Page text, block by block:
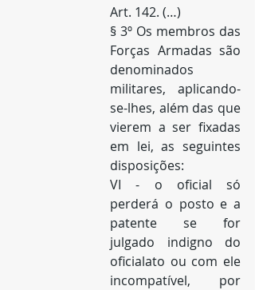
Art. 142. (…)
§ 3º Os membros das
Forças Armadas são
denominados
militares, aplicando-
se-lhes, além das que
vierem a ser fixadas
em lei, as seguintes
disposições:
VI - o oficial só
perderá o posto e a
patente se for
julgado indigno do
oficialato ou com ele
incompatível, por